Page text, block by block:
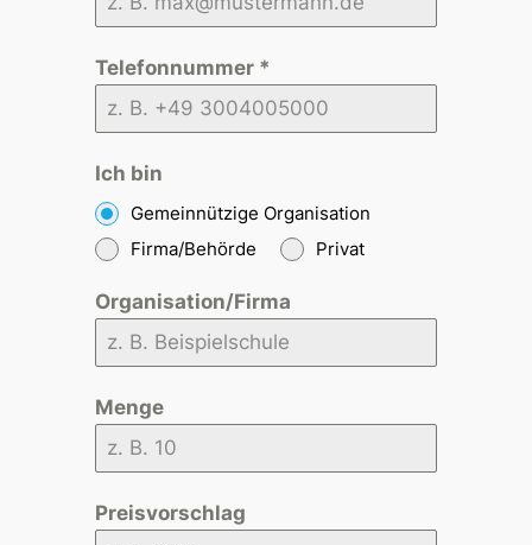
Telefonnummer *
Ich bin
Gemeinnützige Organisation
Firma/Behörde
Privat
Organisation/Firma
Menge
Preisvorschlag